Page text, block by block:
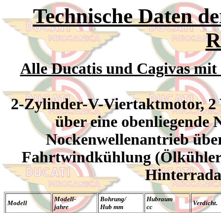
Technische Daten
Alle Ducatis und Cagivas
2-Zylinder-V-Viertaktmotor, 2
über eine obenliegende
Nockenwellenantrieb
Fahrtwindkühlung
Modell
Modell-
jahre
Bohrung/
Hub mm
Hubraum
cc
Verdicht.